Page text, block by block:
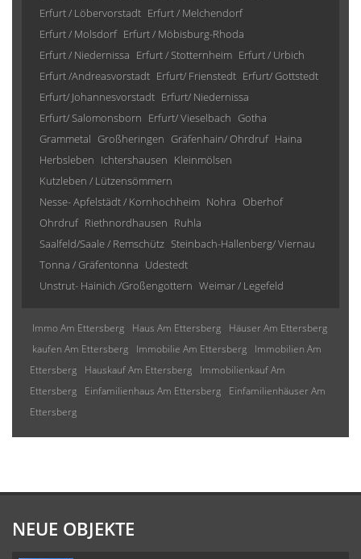
Erfurt / Löbervorstadt Erfurt / Melchendorf
Erfurt / Molsdorf Erfurt / Möbisburg-Rhoda
Erfurt / Niedernissa Erfurt / Stotternheim Erfurt / Urbich
Erfurt /Andreasvorstadt Erfurt/ Frienstedt Erfurt/ Gottstedt
Erfurt/ Johannesvorstadt Erfurt/ Niedernissa
Erfurt/ Salomonsborn Erfurt/ Vieselbach Gotha
Grammetal Großheringen Gräfenhain/ Ohrdruf Haina
Herbsleben Ichtershausen Kleinmölsen
Kutzleben / Lützensömmern
Nesse- Apfelstädt / Kornhochheim Nohra Oberhof
Ohrdruf Riethnordhausen Ruhla
Saalfeld/Saale / Remschütz Steinbach-Hallenberg/ Viernau
Tonna / Gräfentonna Udestedt
Unstrut- Hainich /Großengottern Weimar / Legefeld
Immo Am Ettersberg Haus Am Ettersberg
Häuser Am Ettersberg
kaufen Am Ettersberg
Immobilie Am Ettersberg
Immobilien Am
Ettersberg
Hauskauf Am Ettersberg
Immobilienkauf Am
Ettersberg
Einfamilienhaus Am Ettersberg
Einfamilienhäuser Am
Ettersberg
NEUE OBJEKTE